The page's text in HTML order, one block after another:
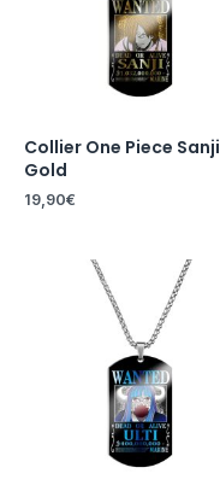
Collier One Piece Sanji
Gold
19,90€